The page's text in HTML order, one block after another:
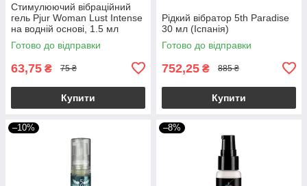
Стимулюючий вібраційний
гель Pjur Woman Lust Intense
на водній основі, 1.5 мл
Готово до відправки
63,75 ₴ 75 ₴
Купити
Рідкий вібратор 5th Paradise
30 мл (Іспанія)
Готово до відправки
752,25 ₴ 885 ₴
Купити
–10% –8%